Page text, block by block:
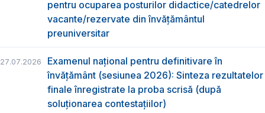
pentru ocuparea posturilor didactice/catedrelor
vacante/rezervate din învăţământul
preuniversitar
27.07.2026
Examenul național pentru definitivare în
învățământ (sesiunea 2026): Sinteza rezultatelor
finale înregistrate la proba scrisă (după
soluționarea contestațiilor)